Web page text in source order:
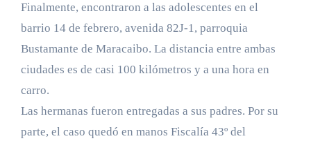
Finalmente, encontraron a las adolescentes en el
barrio 14 de febrero, avenida 82J-1, parroquia
Bustamante de Maracaibo. La distancia entre ambas
ciudades es de casi 100 kilómetros y a una hora en
carro.
Las hermanas fueron entregadas a sus padres. Por su
parte, el caso quedó en manos Fiscalía 43º del